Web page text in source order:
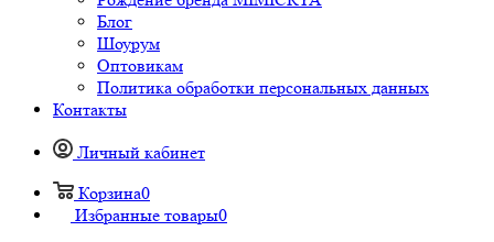
Блог
Шоурум
Оптовикам
Политика обработки персональных данных
Контакты
Личный кабинет
Корзина0
Избранные товары0